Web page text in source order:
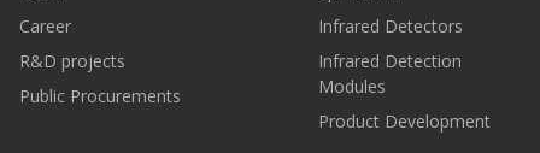
Career
R&D projects
Public Procurements
Infrared Detectors
Infrared Detection
Modules
Product Development